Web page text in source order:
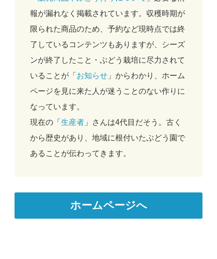
報が漏れなく掲載されています。収穫時期が
限られた商品のため、予約など現時点では終
了しているコンテンツもありますが、シーズ
ンが終了したこと・ぶどう栽培に尽力されて
いることが「 お知らせ 」からわかり、ホーム
ページを見に来た人が迷うことのない作りに
なっています。
現在の「 生産者 」さんは4代目だそう。古く
から歴史があり、地域に根付いたぶどう園で
あることが伝わってきます。
ホームページへ